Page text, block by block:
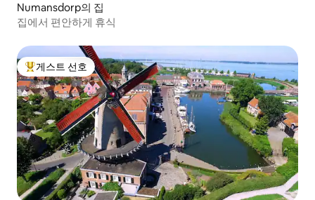
Numansdorp의 집
집에서 편안하게 휴식
상위 게스트 선호
게스트 선호